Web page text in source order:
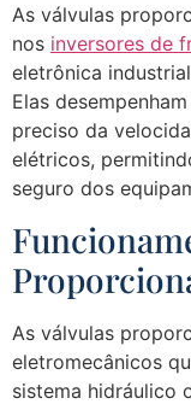
As válvulas
nos inversores de
eletrônica
Elas
preciso da
elétricos,
seguro dos
As válvulas
eletromecânicos
sistema hidráulico